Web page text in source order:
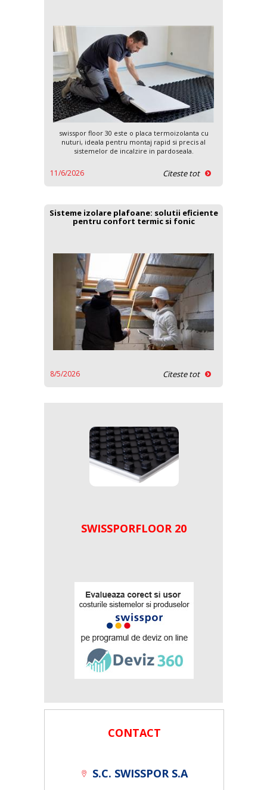
swisspor floor 30 este o placa termoizolanta cu
nuturi, ideala pentru montaj rapid si precis al
sistemelor de incalzire in pardoseala.
11/6/2026 Citeste tot
Sisteme izolare plafoane: solutii eficiente
pentru confort termic si fonic
8/5/2026 Citeste tot
SWISSPORFLOOR 20
CONTACT
S.C. SWISSPOR S.A